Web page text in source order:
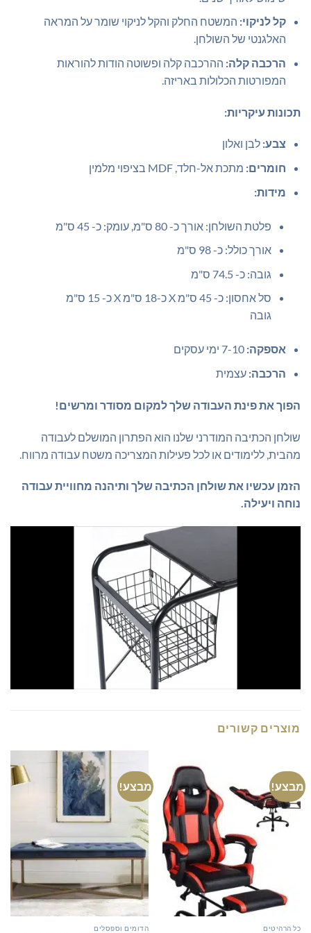
קל לניקוי: המשטח החלק והקל לניקוי שומר על המראה
האלגנטי של השולחן.
הרכבה קלה: ההרכבה קלה ופשוטה הודות להוראות
המפורטות הכלולות באריזה.
תכונות עיקריות:
צבע: לבן ואלון
חומרים: מתכת אל-חלד, MDF בציפוי מלמין
מידות:
פלטת השולחן: אורך כ- 80 ס"מ, עומק: כ- 45 ס"מ
אורך כולל: כ- 98 ס"מ
גובה: כ- 74.5 ס"מ
סל אחסון: כ- 45 ס"מ X כ-18 ס"מ X כ- 15 ס"מ
גובה
אספקה:
הרכבה: עצמית
הפוך את פינת העבודה שלך למקום מסודר ומרשים!
שולחן הכתיבה המודרני שלנו הוא הפתרון המושלם לעבודה
מהבית, ללימודים או לכל פעילות המצריכה משטח עבודה מרווח.
הזמן עכשיו את שולחן הכתיבה שלך ותיהנה מחוויית עבודה
נוחה ויעילה.
מוצרים קשורים
מבצע!
כל הרהיטים
מבצע!
הדומים וספסלים